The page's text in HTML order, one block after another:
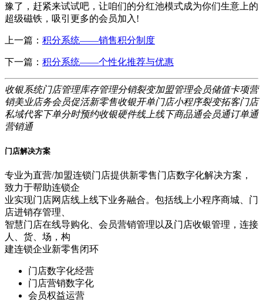
豫了，赶紧来试试吧，让咱们的分红池模式成为你们生意上的
超级磁铁，吸引更多的会员加入!
上一篇： 积分系统——销售积分制度
下一篇： 积分系统——个性化推荐与优惠
收银系统门店管理库存管理分销裂变加盟管理会员储值卡项营
销美业店务会员促活新零售收银开单门店小程序裂变拓客门店
私域代客下单分时预约收银硬件线上线下商品通会员通订单通
营销通
门店解决方案
专业为直营/加盟连锁门店提供新零售门店数字化解决方案，
致力于帮助连锁企
业实现门店网店线上线下业务融合。包括线上小程序商城、门
店进销存管理、
智慧门店在线导购化、会员营销管理以及门店收银管理，连接
人、货、场，构
建连锁企业新零售闭环
门店数字化经营
门店营销数字化
会员权益运营